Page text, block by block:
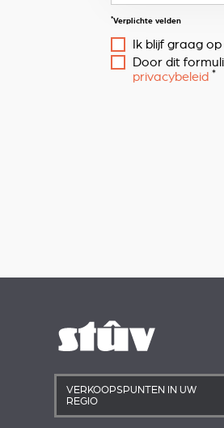
*Verplichte velden
Ik blijf graag
Door dit
privacybeleid *
VERKOOPSPUNTEN IN UW
REGIO